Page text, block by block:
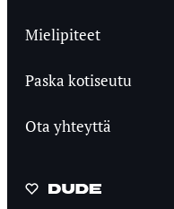
Mielipiteet
Paska kotiseutu
Ota yhteyttä